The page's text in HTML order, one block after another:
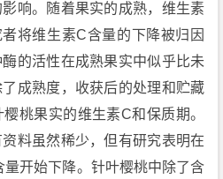
响。随着果实的成熟，维生素
将维生素C含量的下降被归因
的活性在成熟果实中似乎比未
成熟度，收获后的处理和贮藏
桃果实的维生素C和保质期。
料虽然稀少，但有研究表明在
开始下降。针叶樱桃中除了含